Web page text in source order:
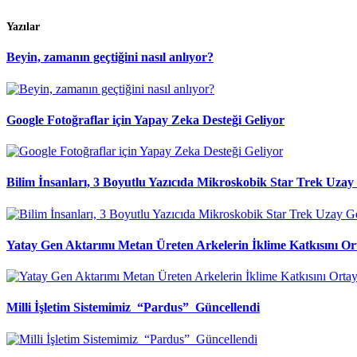
Yazılar
Beyin, zamanın geçtiğini nasıl anlıyor?
Google Fotoğraflar için Yapay Zeka Desteği Geliyor
Bilim İnsanları, 3 Boyutlu Yazıcıda Mikroskobik Star Trek
Yatay Gen Aktarımı Metan Üreten Arkelerin İklime Katkısını
Milli İşletim Sistemimiz “Pardus” Güncellendi